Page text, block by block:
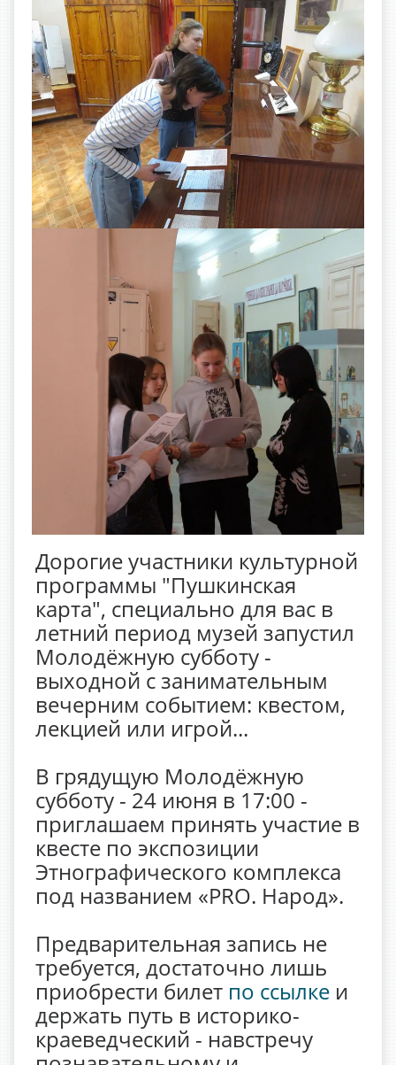
Дорогие участники культурной
программы "Пушкинская
карта", специально для вас в
летний период музей запустил
Молодёжную субботу -
выходной с занимательным
вечерним событием: квестом,
лекцией или игрой...
В грядущую Молодёжную
субботу - 24 июня в 17:00 -
приглашаем принять участие в
квесте по экспозиции
Этнографического комплекса
под названием «PRO. Народ».
Предварительная запись не
требуется, достаточно лишь
приобрести билет по ссылке и
держать путь в историко-
краеведческий - навстречу